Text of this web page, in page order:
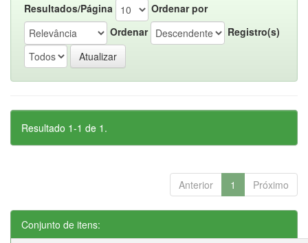
Resultados/Página
Ordenar por
Ordenar
Registro(s)
Resultado 1-1 de 1.
Anterior 1 Próximo
Conjunto de itens: